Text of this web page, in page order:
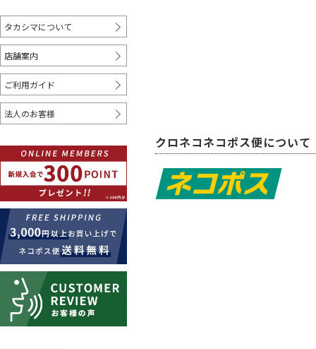
～9mm 10mm～
20mm～ 30mm～
COLOR
レッド オレンジ ゴールド シルバー クリア
WHERE TO USE
シャツ コート
クロネコネコポス便について
タカシマについて
店舗案内
ご利用ガイド
法人のお客様